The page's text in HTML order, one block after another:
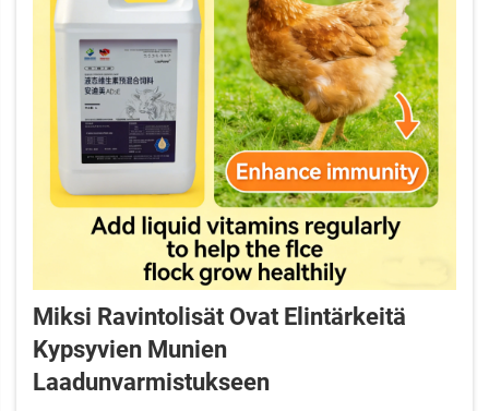
Miksi Ravintolisät Ovat Elintärkeitä
Kypsyvien Munien
Laadunvarmistukseen